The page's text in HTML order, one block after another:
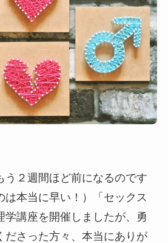
う２週間ほど前になるのです
は本当に早い！）「セックス
学講座を開催しましたが、勇
ださった方々、本当にありが